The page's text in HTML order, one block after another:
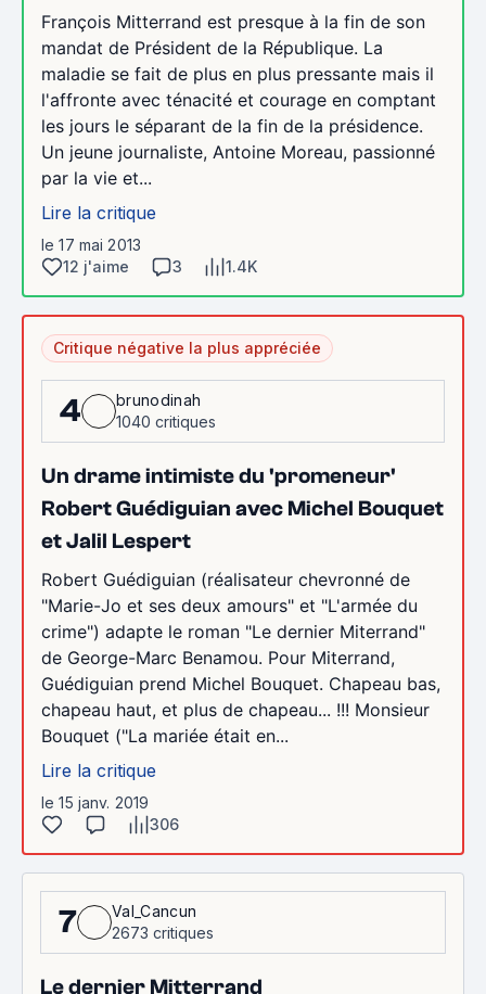
François Mitterrand est presque à la fin de son
mandat de Président de la République. La
maladie se fait de plus en plus pressante mais il
l'affronte avec ténacité et courage en comptant
les jours le séparant de la fin de la présidence.
Un jeune journaliste, Antoine Moreau, passionné
par la vie et...
Lire la critique
le 17 mai 2013
12 j'aime
3 1.4K
Critique négative la plus appréciée
4
brunodinah
1040 critiques
Un drame intimiste du 'promeneur'
Robert Guédiguian avec Michel Bouquet
et Jalil Lespert
Robert Guédiguian (réalisateur chevronné de
"Marie-Jo et ses deux amours" et "L'armée du
crime") adapte le roman "Le dernier Miterrand"
de George-Marc Benamou. Pour Miterrand,
Guédiguian prend Michel Bouquet. Chapeau bas,
chapeau haut, et plus de chapeau... !!! Monsieur
Bouquet ("La mariée était en...
Lire la critique
le 15 janv. 2019
306
7
Val_Cancun
2673 critiques
Le dernier Mitterrand